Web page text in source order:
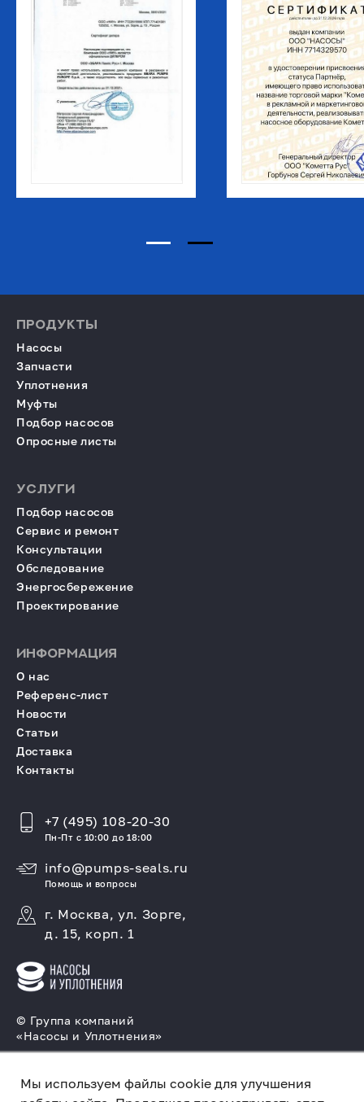
Мы используем файлы cookie для улучшения
© Группа компаний
«Насосы и Уплотнения»
торцовых уплотнений
ПРОДУКТЫ
Насосы
Запчасти
Уплотнения
Муфты
Подбор насосов
Опросные листы
УСЛУГИ
Подбор насосов
Сервис и ремонт
Консультации
Обследование
Энергосбережение
Проектирование
ИНФОРМАЦИЯ
О нас
Референс-лист
Новости
Статьи
Доставка
Контакты
+7 (495) 108-20-30
Пн-Пт с 10:00 до 18:00
info@pumps-seals.ru
Помощь и вопросы
г. Москва, ул. Зорге,
д. 15, корп. 1